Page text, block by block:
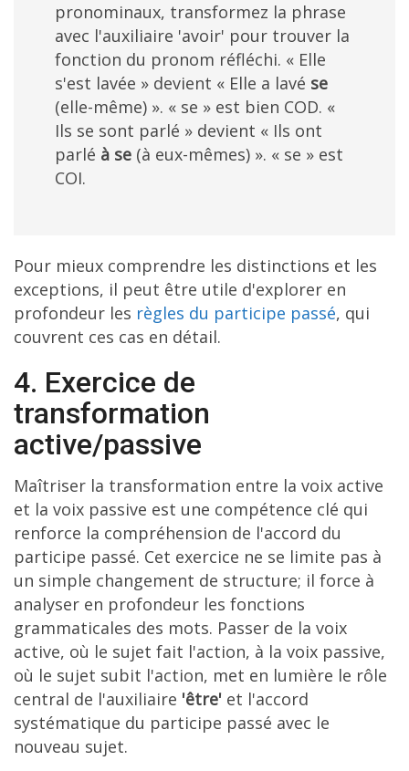
pronominaux, transformez la phrase
avec l'auxiliaire 'avoir' pour trouver la
fonction du pronom réfléchi. « Elle
s'est lavée » devient « Elle a lavé se
(elle-même) ». « se » est bien COD. «
Ils se sont parlé » devient « Ils ont
parlé à se (à eux-mêmes) ». « se » est
COI.
Pour mieux comprendre les distinctions et les
exceptions, il peut être utile d'explorer en
profondeur les règles du participe passé, qui
couvrent ces cas en détail.
4. Exercice de
transformation
active/passive
Maîtriser la transformation entre la voix active
et la voix passive est une compétence clé qui
renforce la compréhension de l'accord du
participe passé. Cet exercice ne se limite pas à
un simple changement de structure; il force à
analyser en profondeur les fonctions
grammaticales des mots. Passer de la voix
active, où le sujet fait l'action, à la voix passive,
où le sujet subit l'action, met en lumière le rôle
central de l'auxiliaire 'être' et l'accord
systématique du participe passé avec le
nouveau sujet.